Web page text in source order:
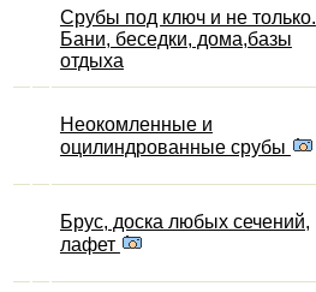
Срубы под ключ и не только.
Бани, беседки, дома,базы
отдыха
Неокомленные и
оцилиндрованные срубы
Брус, доска любых сечений,
лафет